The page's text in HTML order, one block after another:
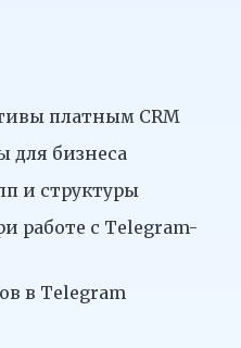
платным CRM
для бизнеса
и структуры
работе с Telegram-
в Telegram